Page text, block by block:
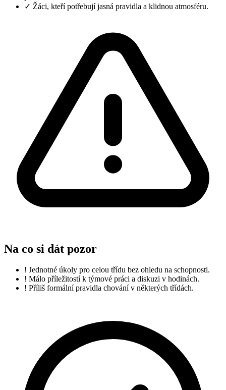
✓ Žáci, kteří potřebují jasná pravidla a klidnou atmosféru.
Na co si dát pozor
! Jednotné úkoly pro celou třídu bez ohledu na schopnosti.
! Málo příležitostí k týmové práci a diskuzi v hodinách.
! Příliš formální pravidla chování v některých třídách.